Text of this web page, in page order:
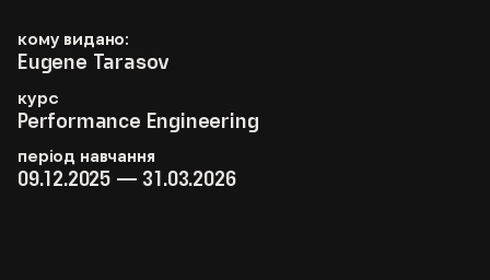
кому видано:
Eugene Tarasov
курс
Performance Engineering
період навчання
09.12.2025 — 31.03.2026